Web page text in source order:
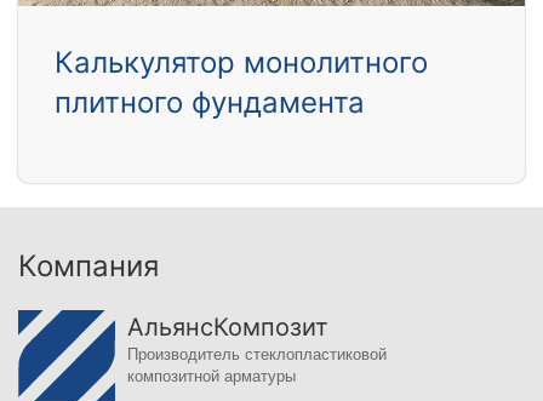
Калькулятор монолитного
плитного фундамента
Компания
АльянсКомпозит
Производитель стеклопластиковой
композитной арматуры